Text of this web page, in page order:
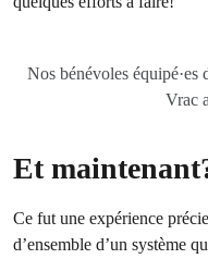
Nos bénévoles équipé·es
Vrac
Et
Ce fut une expérience
d’ensemble d’un système